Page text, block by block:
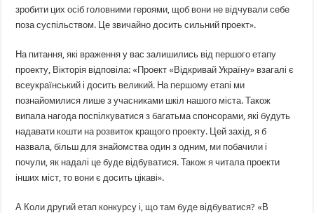
зробити цих осіб головними героями, щоб вони не відчували себе
поза суспільством. Це звичайно досить сильний проект».
На питання, які враження у вас залишились від першого етапу
проекту, Вікторія відповіла: «Проект «Відкривай Україну» взагалі є
всеукраїнський і досить великий. На першому етапі ми
познайомилися лише з учасниками шкіл нашого міста. Також
випала нагода поспілкуватися з багатьма спонсорами, які будуть
надавати кошти на розвиток кращого проекту. Цей захід, я б
назвала, більш для знайомства один з одним, ми побачили і
почули, як надалі це буде відбуватися. Також я читала проекти
інших міст, то вони є досить цікаві».
А Коли другий етап конкурсу і, що там буде відбуватися? «В